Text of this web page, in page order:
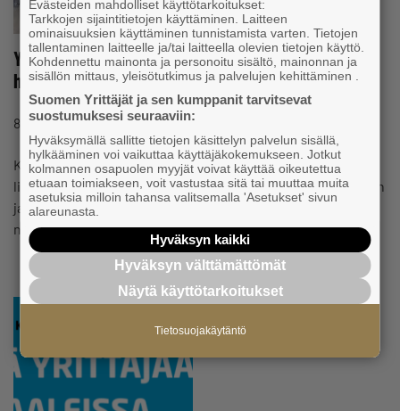
Yrittäjät toivovat muutoksia julkisiin
hankintaprosesseihin
8.4.2025 klo 14:43 Uutinen
Kainuun Yrittäjät näkee julkisissa hankinnoissa paljon
liikevaihtopotentiaalia maakunnan yrityksille ja uskoo reilun
ja avoimen kilpailun kasvattavan kuntien verotuloja. Asia
nousi…
Evästeiden mahdolliset käyttötarkoitukset:
Tarkkojen sijaintitietojen käyttäminen. Laitteen
ominaisuuksien käyttäminen tunnistamista varten. Tietojen
tallentaminen laitteelle ja/tai laitteella olevien tietojen käyttö.
Kohdennettu mainonta ja personoitu sisältö, mainonnan ja
sisällön mittaus, yleisötutkimus ja palvelujen kehittäminen .
Suomen Yrittäjät ja sen kumppanit tarvitsevat
suostumuksesi seuraaviin:
Hyväksymällä sallitte tietojen käsittelyn palvelun sisällä,
hylkääminen voi vaikuttaa käyttäjäkokemukseen. Jotkut
kolmannen osapuolen myyjät voivat käyttää oikeutettua
etuaan toimiakseen, voit vastustaa sitä tai muuttaa muita
asetuksia milloin tahansa valitsemalla 'Asetukset' sivun
alareunasta.
Hyväksyn kaikki
Hyväksyn välttämättömät
Näytä käyttötarkoitukset
Tietosuojakäytäntö